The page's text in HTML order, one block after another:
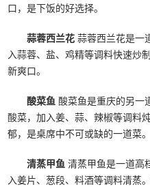
口，是下饭的好选择。
蒜蓉西兰花 蒜蓉西兰花是一
入蒜蓉、盐、鸡精等调料快速炒
新爽口。
酸菜鱼 酸菜鱼是重庆的另一
酸菜，加入姜、蒜、辣椒等调料
郁，是桌席中不可或缺的一道菜。
清蒸甲鱼 清蒸甲鱼是一道高
入姜片、葱段、料酒等调料清蒸